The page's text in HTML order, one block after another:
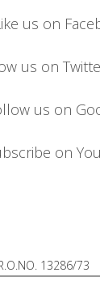
us on
us on
us on
on
13286/73